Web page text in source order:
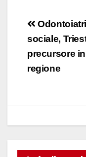
c
e
b
o
A
articoli
sociale,
precursore in
regione